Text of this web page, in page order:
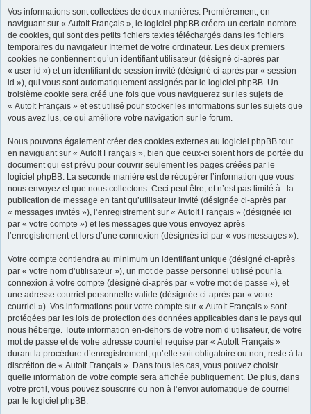
Vos informations sont collectées de deux manières. Premièrement, en
naviguant sur « AutoIt Français », le logiciel phpBB créera un certain nombre
de cookies, qui sont des petits fichiers textes téléchargés dans les fichiers
temporaires du navigateur Internet de votre ordinateur. Les deux premiers
cookies ne contiennent qu’un identifiant utilisateur (désigné ci-après par
« user-id ») et un identifiant de session invité (désigné ci-après par « session-
id »), qui vous sont automatiquement assignés par le logiciel phpBB. Un
troisième cookie sera créé une fois que vous naviguerez sur les sujets de
« AutoIt Français » et est utilisé pour stocker les informations sur les sujets que
vous avez lus, ce qui améliore votre navigation sur le forum.
Nous pouvons également créer des cookies externes au logiciel phpBB tout
en naviguant sur « AutoIt Français », bien que ceux-ci soient hors de portée du
document qui est prévu pour couvrir seulement les pages créées par le
logiciel phpBB. La seconde manière est de récupérer l’information que vous
nous envoyez et que nous collectons. Ceci peut être, et n’est pas limité à : la
publication de message en tant qu’utilisateur invité (désignée ci-après par
« messages invités »), l’enregistrement sur « AutoIt Français » (désignée ici
par « votre compte ») et les messages que vous envoyez après
l’enregistrement et lors d’une connexion (désignés ici par « vos messages »).
Votre compte contiendra au minimum un identifiant unique (désigné ci-après
par « votre nom d’utilisateur »), un mot de passe personnel utilisé pour la
connexion à votre compte (désigné ci-après par « votre mot de passe »), et
une adresse courriel personnelle valide (désignée ci-après par « votre
courriel »). Vos informations pour votre compte sur « AutoIt Français » sont
protégées par les lois de protection des données applicables dans le pays qui
nous héberge. Toute information en-dehors de votre nom d’utilisateur, de votre
mot de passe et de votre adresse courriel requise par « AutoIt Français »
durant la procédure d’enregistrement, qu’elle soit obligatoire ou non, reste à la
discrétion de « AutoIt Français ». Dans tous les cas, vous pouvez choisir
quelle information de votre compte sera affichée publiquement. De plus, dans
votre profil, vous pouvez souscrire ou non à l’envoi automatique de courriel
par le logiciel phpBB.